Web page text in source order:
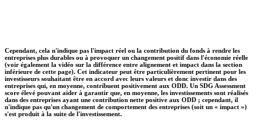
Cependant, cela n'indique pas l'impact réel ou la contribution du fonds à rendre les
entreprises plus durables ou à provoquer un changement positif dans l'économie réelle
(voir également la vidéo sur la différence entre alignement et impact dans la section
inférieure de cette page). Cet indicateur peut être particulièrement pertinent pour les
investisseurs souhaitant être en accord avec leurs valeurs et donc investir dans des
entreprises qui, en moyenne, contribuent positivement aux ODD. Un SDG Assessment
score élevé pouvant aider à garantir que, en moyenne, les investissements sont réalisés
dans des entreprises ayant une contribution nette positive aux ODD ; cependant, il
n'indique pas qu'un changement de comportement des entreprises (soit un « impact »)
s'est produit à la suite de l'investissement.